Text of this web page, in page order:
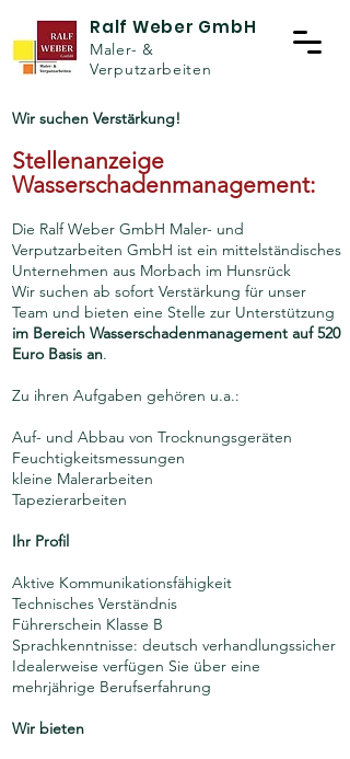
Ralf Weber GmbH
Maler- &
Verputzarbeiten
Wir suchen Verstärkung!
Stellenanzeige
Wasserschadenmanagement:
Die Ralf Weber GmbH Maler- und
Verputzarbeiten GmbH ist ein mittelständisches
Unternehmen aus Morbach im Hunsrück
Wir suchen ab sofort Verstärkung für unser
Team und bieten eine Stelle zur Unterstützung
im Bereich Wasserschadenmanagement auf 520
Euro Basis an.
Zu ihren Aufgaben gehören u.a.:
Auf- und Abbau von Trocknungsgeräten
Feuchtigkeitsmessungen
kleine Malerarbeiten
Tapezierarbeiten
Ihr Profil
Aktive Kommunikationsfähigkeit
Technisches Verständnis
Führerschein Klasse B
​Sprachkenntnisse: deutsch verhandlungssicher
Idealerweise verfügen Sie über eine
mehrjährige Berufserfahrung
Wir bieten